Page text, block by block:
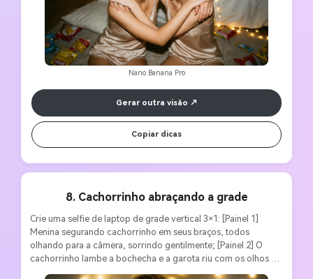
Nano Banana Pro
Gerar outra visão
Copiar dicas
8. Cachorrinho abraçando a grade
Crie uma selfie de laptop de grade vertical 3×1: [Painel 1]
Menina segurando cachorrinho em seus braços, todos
olhando para a câmera, sorrindo gentilmente; [Painel 2] O
cachorrinho lambe a bochecha e a garota riu com os olhos
fechados; [Painel 3] A menina beija a cabeça do filhote e as